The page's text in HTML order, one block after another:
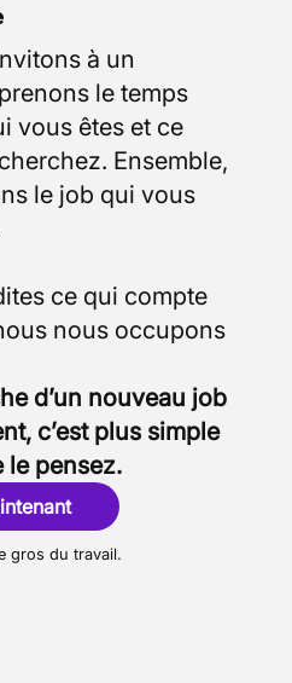
à un
le temps
vous êtes et ce
Ensemble,
le job qui vous
ce qui compte
nous occupons
d’un nouveau job
c’est plus simple
le pensez.
gros du travail.